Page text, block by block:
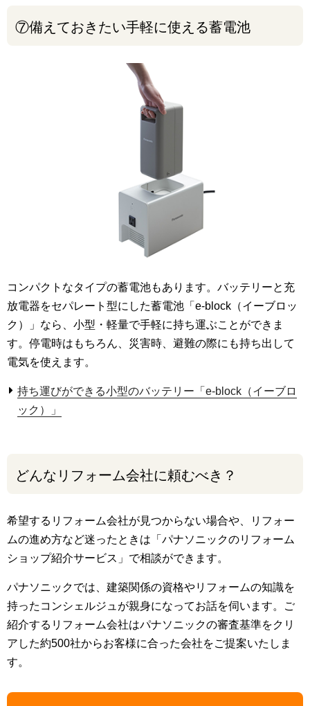
⑦備えておきたい手軽に使える蓄電池
コンパクトなタイプの蓄電池もあります。バッテリーと充
放電器をセパレート型にした蓄電池「e-block（イーブロッ
ク）」なら、小型・軽量で手軽に持ち運ぶことができま
す。停電時はもちろん、災害時、避難の際にも持ち出して
電気を使えます。
持ち運びができる小型のバッテリー「e-block（イーブロ
ック）」
どんなリフォーム会社に頼むべき？
希望するリフォーム会社が見つからない場合や、リフォー
ムの進め方など迷ったときは「パナソニックのリフォーム
ショップ紹介サービス」で相談ができます。
パナソニックでは、建築関係の資格やリフォームの知識を
持ったコンシェルジュが親身になってお話を伺います。ご
紹介するリフォーム会社はパナソニックの審査基準をクリ
アした約500社からお客様に合った会社をご提案いたしま
す。